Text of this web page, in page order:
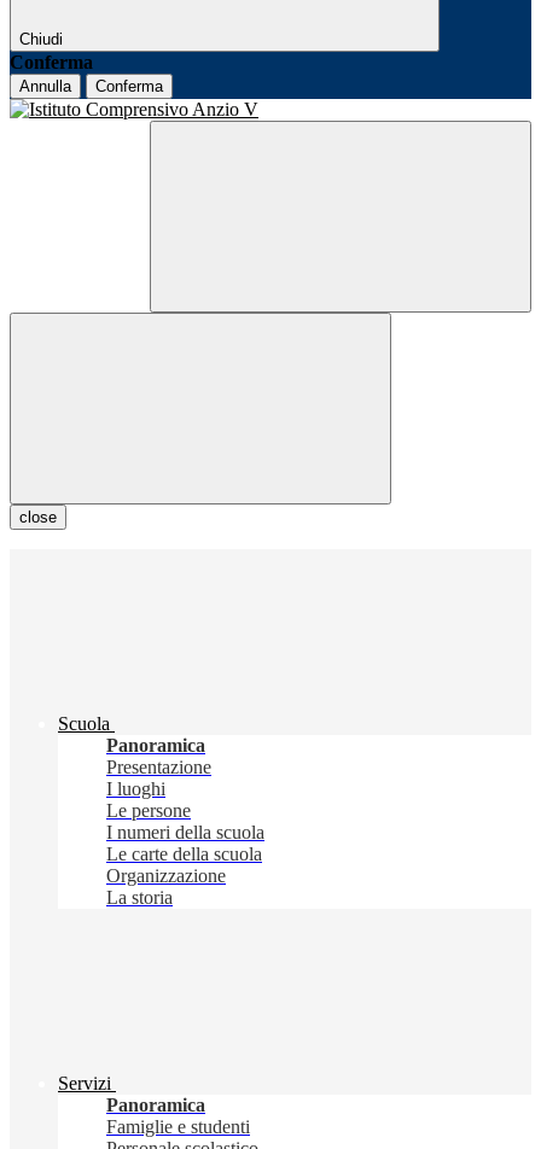
Chiudi
Conferma
Annulla Conferma
close
Scuola
Panoramica
Presentazione
I luoghi
Le persone
I numeri della scuola
Le carte della scuola
Organizzazione
La storia
Servizi
Panoramica
Famiglie e studenti